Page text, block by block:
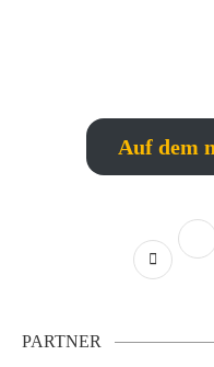
Auf dem
PARTNER